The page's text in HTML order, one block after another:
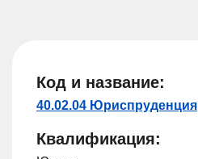
Код и название:
40.02.04 Юриспруденция
Квалификация: